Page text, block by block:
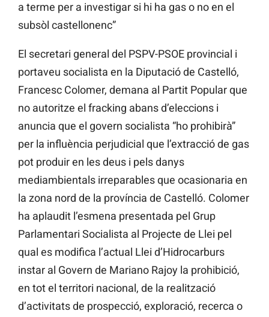
a terme per a investigar si hi ha gas o no en el
subsòl castellonenc”
El secretari general del PSPV-PSOE provincial i
portaveu socialista en la Diputació de Castelló,
Francesc Colomer, demana al Partit Popular que
no autoritze el fracking abans d’eleccions i
anuncia que el govern socialista “ho prohibirà”
per la influència perjudicial que l’extracció de gas
pot produir en les deus i pels danys
mediambientals irreparables que ocasionaria en
la zona nord de la província de Castelló. Colomer
ha aplaudit l’esmena presentada pel Grup
Parlamentari Socialista al Projecte de Llei pel
qual es modifica l’actual Llei d’Hidrocarburs
instar al Govern de Mariano Rajoy la prohibició,
en tot el territori nacional, de la realització
d’activitats de prospecció, exploració, recerca o